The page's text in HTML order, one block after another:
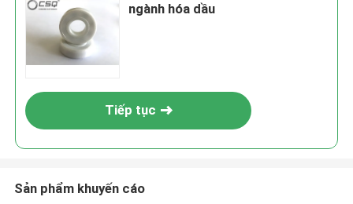
ngành hóa dầu
Tiếp tục
Sản phẩm khuyến cáo